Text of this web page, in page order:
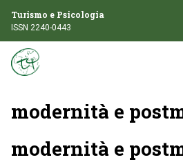
Turismo e Psicologia
ISSN 2240-0443
modernità e
modernità e